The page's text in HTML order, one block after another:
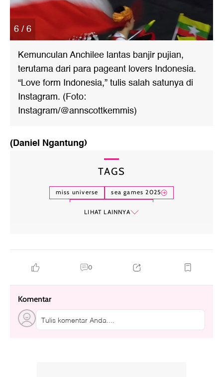
6 / 6
Kemunculan Anchilee lantas banjir pujian,
terutama dari para pageant lovers Indonesia.
“Love form Indonesia,” tulis salah satunya di
Instagram. (Foto:
Instagram/@annscottkemmis)
(Daniel Ngantung)
TAGS
miss universe
sea games 2025
LIHAT LAINNYA
0
Komentar
Tulis komentar Anda....